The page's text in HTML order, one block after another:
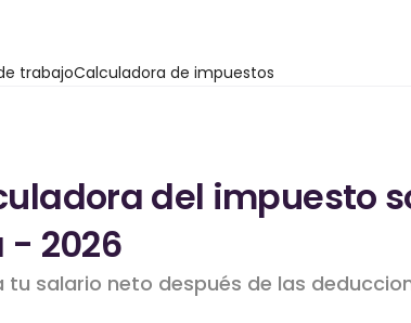
trabajoCalculadora de impuestos
del impuesto
- 2026
tu salario neto después de las